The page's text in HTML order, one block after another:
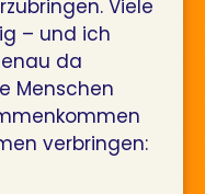
Viele
– und ich
da
Menschen
verbringen: